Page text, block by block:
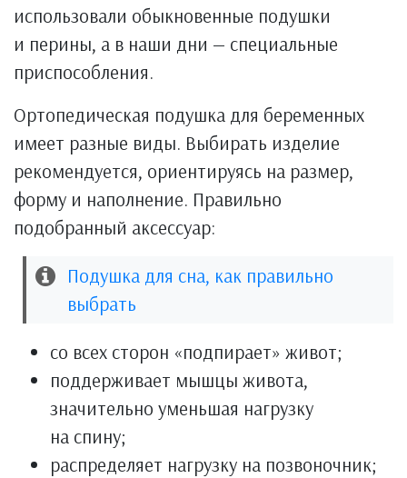
использовали обыкновенные подушки
и перины, а в наши дни — специальные
приспособления.
Ортопедическая подушка для беременных
имеет разные виды. Выбирать изделие
рекомендуется, ориентируясь на размер,
форму и наполнение. Правильно
подобранный аксессуар:
Подушка для сна, как правильно
выбрать
со всех сторон «подпирает» живот;
поддерживает мышцы живота,
значительно уменьшая нагрузку
на спину;
распределяет нагрузку на позвоночник;